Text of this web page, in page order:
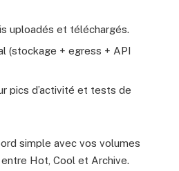
uploadés et téléchargés.
(stockage + egress + API
pics d’activité et tests de
simple avec vos volumes
Hot, Cool et Archive.